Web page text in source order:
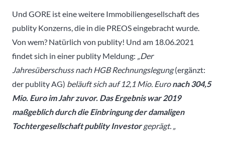
Und GORE ist eine weitere Immobiliengesellschaft des
publity Konzerns, die in die PREOS eingebracht wurde.
Von wem? Natürlich von publity! Und am 18.06.2021
findet sich in einer publity Meldung: „Der
Jahresüberschuss nach HGB Rechnungslegung(ergänzt:
der publity AG) beläuft sich auf 12,1 Mio. Euronach 304,5
Mio. Euro im Jahr zuvor. Das Ergebnis war 2019
maßgeblich durch die Einbringung der damaligen
Tochtergesellschaft publity Investorgeprägt. „